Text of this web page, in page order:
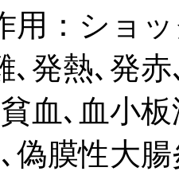
用：ショ
､発熱､発
血､血小
偽膜性大腸